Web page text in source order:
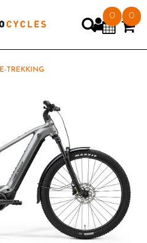
0 0
E-TREKKING